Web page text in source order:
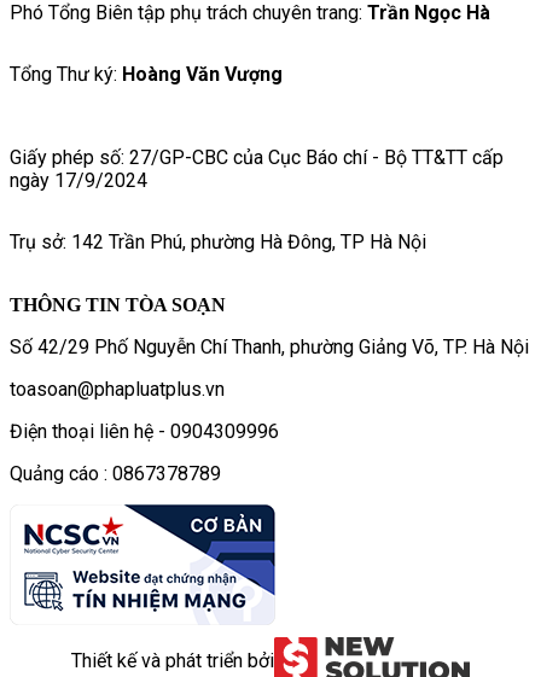
Phó Tổng Biên tập phụ trách chuyên trang: Trần Ngọc Hà
Tổng Thư ký: Hoàng Văn Vượng
Giấy phép số: 27/GP-CBC của Cục Báo chí - Bộ TT&TT cấp
ngày 17/9/2024
Trụ sở: 142 Trần Phú, phường Hà Đông, TP Hà Nội
THÔNG TIN TÒA SOẠN
Số 42/29 Phố Nguyễn Chí Thanh, phường Giảng Võ, TP. Hà Nội
toasoan@phapluatplus.vn
Điện thoại liên hệ - 0904309996
Quảng cáo : 0867378789
Thiết kế và phát triển bởi